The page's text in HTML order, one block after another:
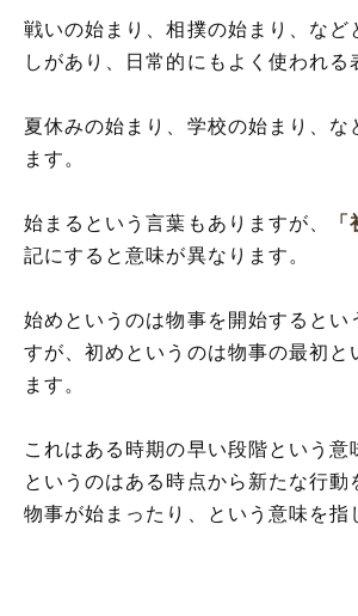
戦いの始まり、相撲の始まり、など
しがあり、日常的にもよく使われる
夏休みの始まり、学校の始まり、な
ます。
始まるという言葉もありますが、
記にすると意味が異なります。
始めというのは物事を開始するとい
すが、初めというのは物事の最初と
ます。
これはある時期の早い段階という意
というのはある時点から新たな行動
物事が始まったり、という意味を指